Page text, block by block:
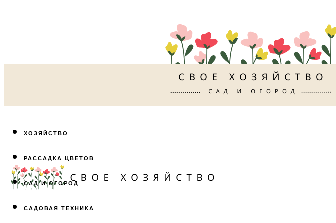
ХОЗЯЙСТВО
РАССАДКА ЦВЕТОВ
САД И ОГОРОД
САДОВАЯ ТЕХНИКА